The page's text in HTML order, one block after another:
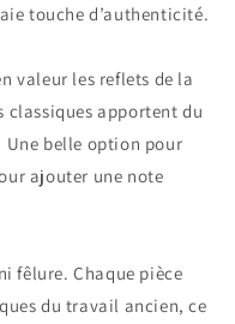
touche d’authenticité.
valeur les reflets de la
classiques apportent du
Une belle option pour
ajouter une note
fêlure. Chaque pièce
du travail ancien, ce